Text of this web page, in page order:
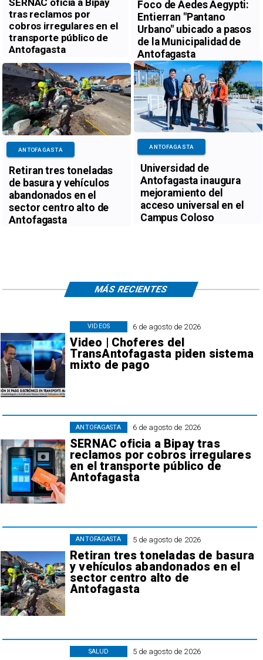
SERNAC oficia a Bipay
tras reclamos por
cobros irregulares en el
transporte público de
Antofagasta
Foco de Aedes Aegypti:
Entierran "Pantano
Urbano" ubicado a pasos
de la Municipalidad de
Antofagasta
Retiran tres toneladas
de basura y vehículos
abandonados en el
sector centro alto de
Antofagasta
ANTOFAGASTA
Universidad de
Antofagasta inaugura
mejoramiento del
acceso universal en el
Campus Coloso
ANTOFAGASTA
6 de agosto de 2026
Video | Choferes del
TransAntofagasta piden sistema
mixto de pago
VIDEOS
6 de agosto de 2026
SERNAC oficia a Bipay tras
reclamos por cobros irregulares
en el transporte público de
Antofagasta
ANTOFAGASTA
5 de agosto de 2026
Retiran tres toneladas de basura
y vehículos abandonados en el
sector centro alto de
Antofagasta
ANTOFAGASTA
5 de agosto de 2026
SALUD
MÁS RECIENTES